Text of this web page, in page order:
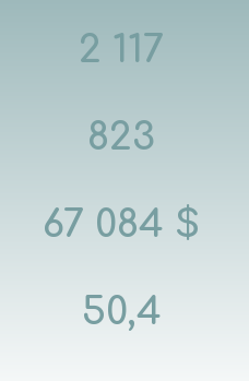
2 117
823
67 084 $
50,4